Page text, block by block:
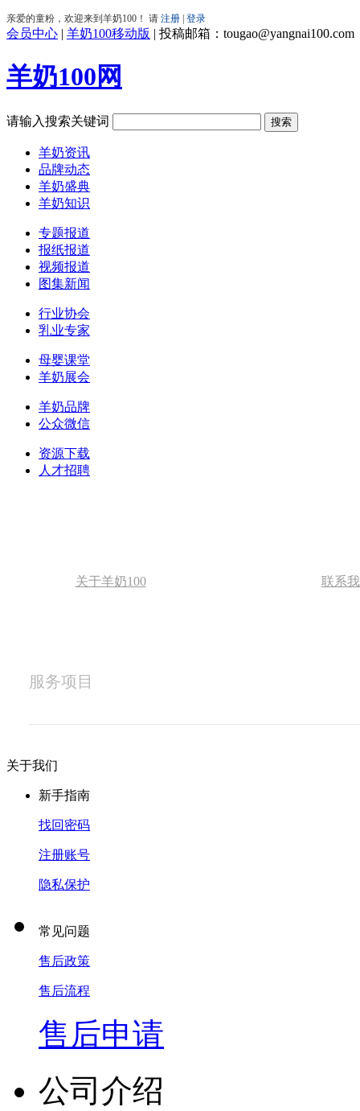
会员中心 | 羊奶100移动版 | 投稿邮箱：tougao@yangnai100.com
羊奶100网
请输入搜索关键词
羊奶资讯
品牌动态
羊奶盛典
羊奶知识
专题报道
报纸报道
视频报道
图集新闻
行业协会
乳业专家
母婴课堂
羊奶展会
羊奶品牌
公众微信
资源下载
人才招聘
关于羊奶100 联系
服务项目
关于我们
新手指南
找回密码
注册账号
隐私保护
常见问题
售后政策
售后流程
售后申请
公司介绍